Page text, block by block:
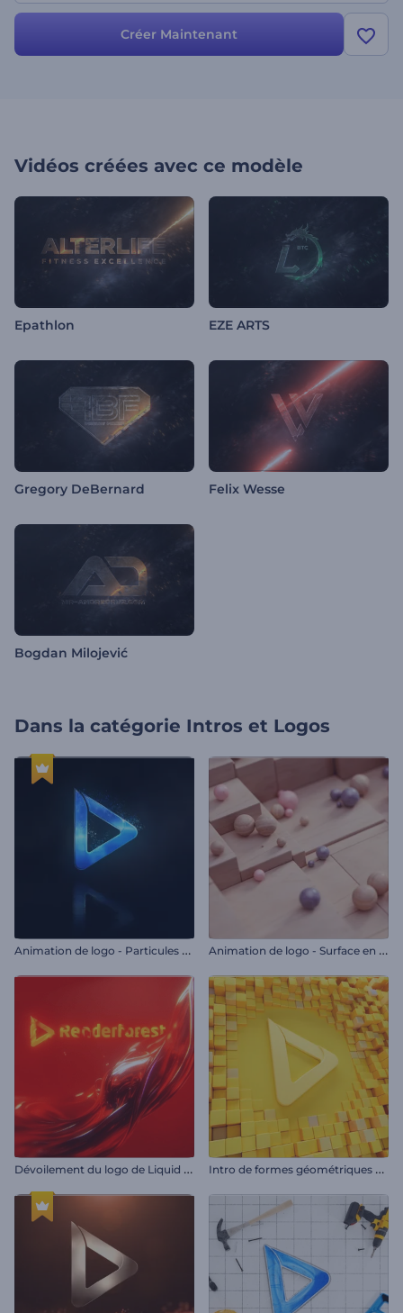
Créer Maintenant
Vidéos créées avec ce modèle
Epathlon EZE ARTS
Gregory DeBernard Felix Wesse
Bogdan Milojević
Dans la catégorie Intros et Logos
A
nimation de logo - Particules cinématographiques A
nimation de logo - Surface en mosaïque
D
évoilement du logo de Liquid Fusion I
ntro de formes géométriques épurées